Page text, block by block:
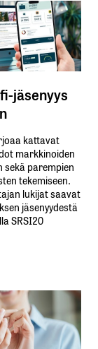
jäsenyys
kattavat
markkinoiden
sekä parempien
tekemiseen.
lukijat saavat
jäsenyydestä
SRSI20